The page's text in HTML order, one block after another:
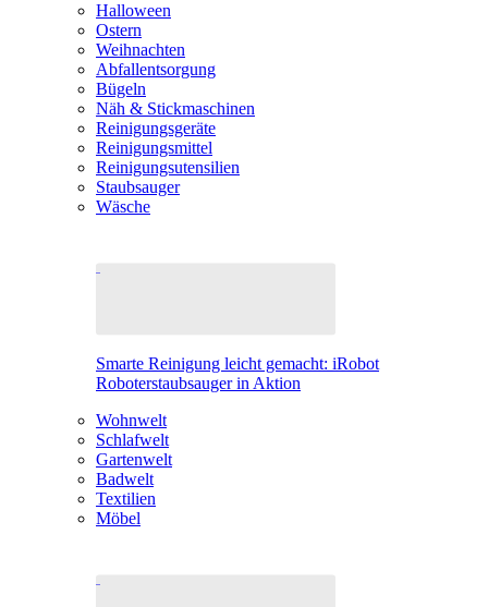
Halloween
Ostern
Weihnachten
Abfallentsorgung
Bügeln
Näh & Stickmaschinen
Reinigungsgeräte
Reinigungsmittel
Reinigungsutensilien
Staubsauger
Wäsche
Smarte Reinigung leicht gemacht: iRobot
Roboterstaubsauger in Aktion
Wohnwelt
Schlafwelt
Gartenwelt
Badwelt
Textilien
Möbel